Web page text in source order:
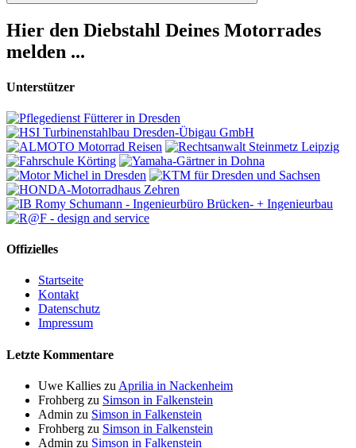
Suchen
Hier den Diebstahl Deines Motorrades
melden ...
Unterstützer
Offizielles
Startseite
Kontakt
Datenschutz
Impressum
Letzte Kommentare
Uwe Kallies zu Aprilia in Nackenheim
Frohberg zu Simson in Falkenstein
Admin zu Simson in Falkenstein
Frohberg zu Simson in Falkenstein
Admin zu Simson in Falkenstein